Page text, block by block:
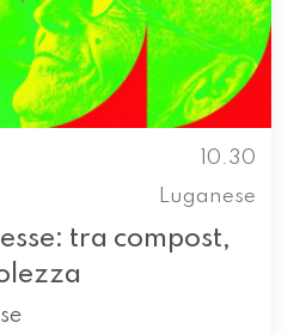
10.30
Luganese
tra compost,